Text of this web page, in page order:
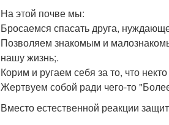
На этой почве мы:
Бросаемся спасать друга,
Позволяем знакомым и
нашу жизнь;.
Корим и ругаем себя за то, что
Жертвуем собой ради чего-то
Вместо естественной реакции